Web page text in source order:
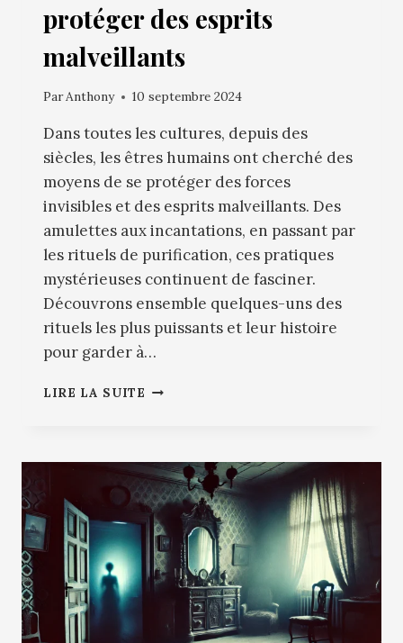
protéger des esprits
malveillants
ParAnthony 10 septembre 2024
Dans toutes les cultures, depuis des
siècles, les êtres humains ont cherché des
moyens de se protéger des forces
invisibles et des esprits malveillants. Des
amulettes aux incantations, en passant par
les rituels de purification, ces pratiques
mystérieuses continuent de fasciner.
Découvrons ensemble quelques-uns des
rituels les plus puissants et leur histoire
pour garder à…
LIRE LA SUITE LES
PROTÉGER
DES
ESPRITS
MALVEILLANTS